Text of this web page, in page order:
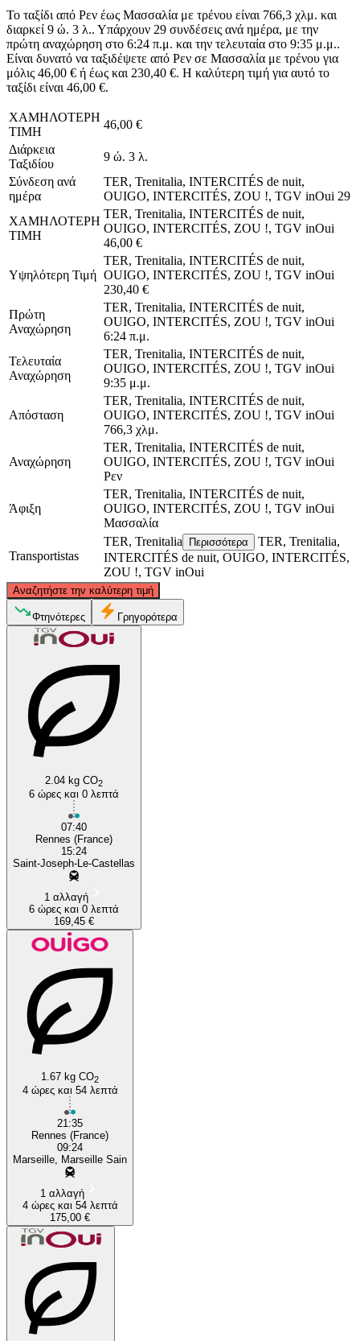
Το ταξίδι από Ρεν έως Μασσαλία με τρένου είναι 766,3 χλμ. και
διαρκεί 9 ώ. 3 λ.. Υπάρχουν 29 συνδέσεις ανά ημέρα, με την
πρώτη αναχώρηση στο 6:24 π.μ. και την τελευταία στο 9:35 μ.μ..
Είναι δυνατό να ταξιδέψετε από Ρεν σε Μασσαλία με τρένου για
μόλις 46,00 € ή έως και 230,40 €. Η καλύτερη τιμή για αυτό το
ταξίδι είναι 46,00 €.
ΧΑΜΗΛΟΤΕΡΗ
ΤΙΜΗ
46,00 €
Διάρκεια
Ταξιδίου
9 ώ. 3 λ.
Σύνδεση ανά
ημέρα
TER, Trenitalia, INTERCITÉS de nuit,
OUIGO, INTERCITÉS, ZOU !, TGV inOui 29
ΧΑΜΗΛΟΤΕΡΗ
ΤΙΜΗ
TER, Trenitalia, INTERCITÉS de nuit,
OUIGO, INTERCITÉS, ZOU !, TGV inOui
46,00 €
Υψηλότερη Τιμή
TER, Trenitalia, INTERCITÉS de nuit,
OUIGO, INTERCITÉS, ZOU !, TGV inOui
230,40 €
Πρώτη
Αναχώρηση
TER, Trenitalia, INTERCITÉS de nuit,
OUIGO, INTERCITÉS, ZOU !, TGV inOui
6:24 π.μ.
Τελευταία
Αναχώρηση
TER, Trenitalia, INTERCITÉS de nuit,
OUIGO, INTERCITÉS, ZOU !, TGV inOui
9:35 μ.μ.
Απόσταση
TER, Trenitalia, INTERCITÉS de nuit,
OUIGO, INTERCITÉS, ZOU !, TGV inOui
766,3 χλμ.
Αναχώρηση
TER, Trenitalia, INTERCITÉS de nuit,
OUIGO, INTERCITÉS, ZOU !, TGV inOui
Ρεν
Άφιξη
TER, Trenitalia, INTERCITÉS de nuit,
OUIGO, INTERCITÉS, ZOU !, TGV inOui
Μασσαλία
Transportistas
TER, Trenitalia Περισσότερα
TER, Trenitalia,
INTERCITÉS de nuit, OUIGO, INTERCITÉS,
ZOU !, TGV inOui
Αναζητήστε την καλύτερη τιμή
Rennes
©CARTO
Φτηνότερες Γρηγορότερα
2.04 kg CO2
6 ώρες και 0 λεπτά
07:40
Rennes (France)
15:24
Saint-Joseph-Le-Castellas
1 αλλαγή
6 ώρες και 0 λεπτά
169,45 €
1.67 kg CO2
4 ώρες και 54 λεπτά
21:35
Rennes (France)
09:24
Marseille, Marseille Sain
1 αλλαγή
4 ώρες και 54 λεπτά
175,00 €